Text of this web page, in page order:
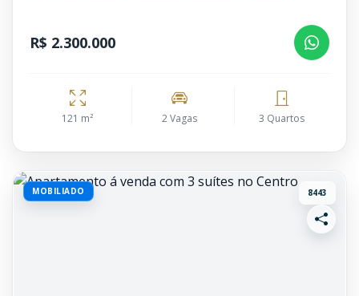
R$ 2.300.000
121 m² 2 Vagas 3 Quartos
MOBILIADO 8443